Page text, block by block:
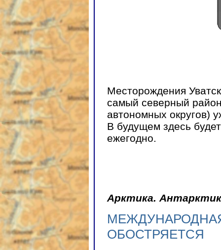
Месторождения
самый северный
автономных округов)
В будущем здесь
ежегодно.
Арктика.
ОБОСТРЯЕТСЯ